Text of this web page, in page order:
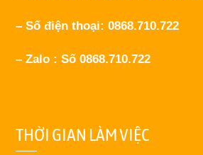
– Số điện thoại: 0868.710.722
– Zalo : Số 0868.710.722
THỜI GIAN LÀM VIỆC